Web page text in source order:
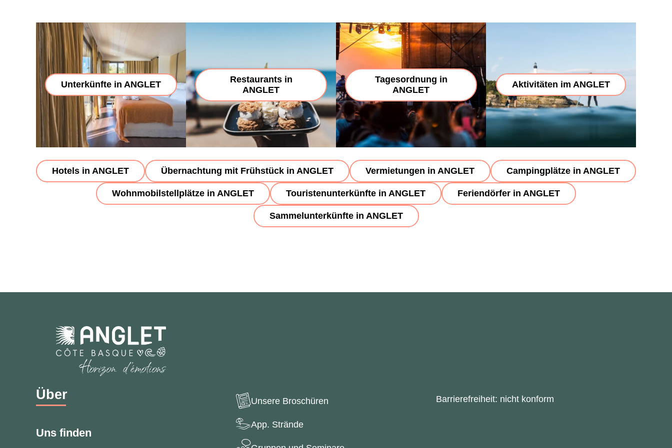
Unterkünfte in ANGLET
Restaurants in
ANGLET
Tagesordnung in
ANGLET
Aktivitäten im ANGLET
Hotels in ANGLET Übernachtung mit Frühstück in ANGLET Vermietungen in ANGLET Campingplätze in ANGLET
Wohnmobilstellplätze in ANGLET Touristenunterkünfte in ANGLET Feriendörfer in ANGLET
Sammelunterkünfte in ANGLET
Über
Uns finden
Unsere Broschüren
App. Strände
Barrierefreiheit: nicht konform